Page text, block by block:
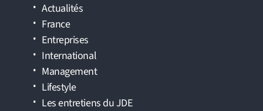
Actualités
France
Entreprises
International
Management
Lifestyle
Les entretiens du JDE